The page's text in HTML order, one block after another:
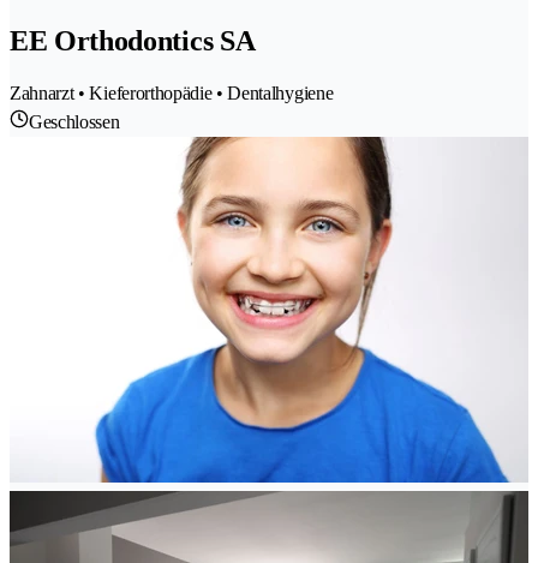
EE Orthodontics SA
Zahnarzt • Kieferorthopädie • Dentalhygiene
Geschlossen